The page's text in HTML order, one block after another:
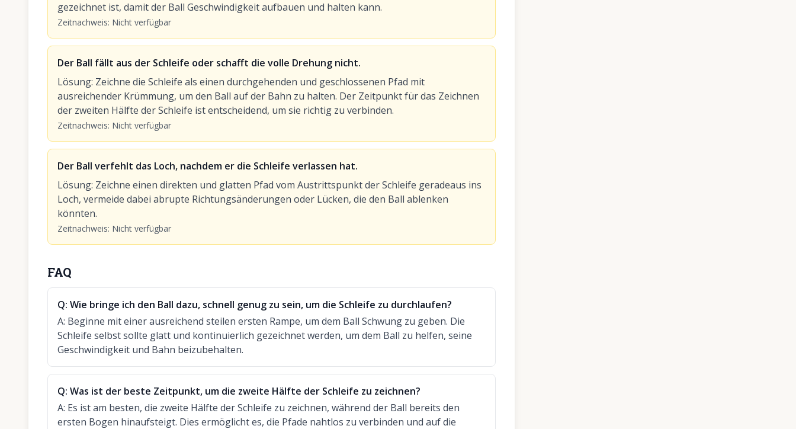
gezeichnet ist, damit der Ball Geschwindigkeit aufbauen und halten kann.
Zeitnachweis: Nicht verfügbar
Der Ball fällt aus der Schleife oder schafft die volle Drehung nicht.
Lösung: Zeichne die Schleife als einen durchgehenden und geschlossenen Pfad mit
ausreichender Krümmung, um den Ball auf der Bahn zu halten. Der Zeitpunkt für das Zeichnen
der zweiten Hälfte der Schleife ist entscheidend, um sie richtig zu verbinden.
Zeitnachweis: Nicht verfügbar
Der Ball verfehlt das Loch, nachdem er die Schleife verlassen hat.
Lösung: Zeichne einen direkten und glatten Pfad vom Austrittspunkt der Schleife geradeaus ins
Loch, vermeide dabei abrupte Richtungsänderungen oder Lücken, die den Ball ablenken
könnten.
Zeitnachweis: Nicht verfügbar
FAQ
Q: Wie bringe ich den Ball dazu, schnell genug zu sein, um die Schleife zu durchlaufen?
A: Beginne mit einer ausreichend steilen ersten Rampe, um dem Ball Schwung zu geben. Die
Schleife selbst sollte glatt und kontinuierlich gezeichnet werden, um dem Ball zu helfen, seine
Geschwindigkeit und Bahn beizubehalten.
Q: Was ist der beste Zeitpunkt, um die zweite Hälfte der Schleife zu zeichnen?
A: Es ist am besten, die zweite Hälfte der Schleife zu zeichnen, während der Ball bereits den
ersten Bogen hinaufsteigt. Dies ermöglicht es, die Pfade nahtlos zu verbinden und auf die